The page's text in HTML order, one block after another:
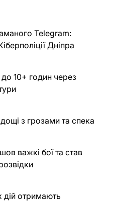
Telegram:
Дніпра
до 10+ годин через
з грозами та спека
важкі бої та став
дій отримають